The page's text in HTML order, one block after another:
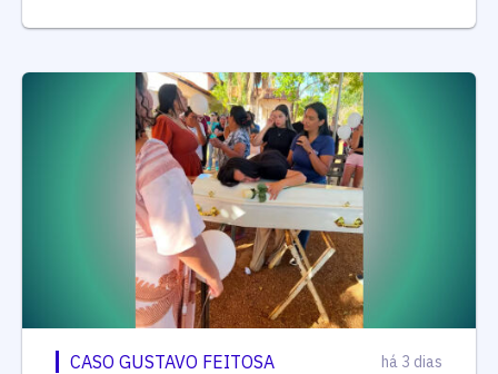
CASO GUSTAVO FEITOSA há 3 dias